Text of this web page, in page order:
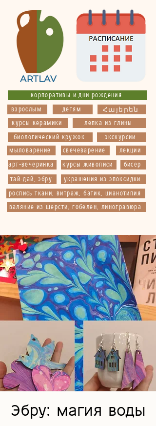
корпоративы и дни рождения
детям
взрослым Հայերեն
украшения из эпоксидки
мыловарение свечеварение
арт-вечеринка бисер
тай-дай, эбру
экскурсии
лепка из глины
роспись ткани, витраж, батик, цианотипия
курсы живописи
лекции
биологический кружок
курсы керамики
валяние из шерсти, гобелен, линогравюра
Эбру: магия воды